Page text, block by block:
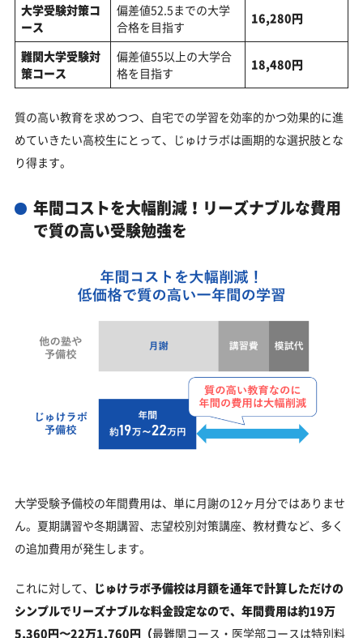
大学受験対策コ
ース
偏差値52.5までの大学
合格を目指す
16,280円
難関大学受験対
策コース
偏差値55以上の大学合
格を目指す
18,480円
質の高い教育を求めつつ、自宅での学習を効率的かつ効果的に進
めていきたい高校生にとって、じゅけラボは画期的な選択肢とな
り得ます。
年間コストを大幅削減！リーズナブルな費用
で質の高い受験勉強を
大学受験予備校の年間費用は、単に月謝の12ヶ月分ではありませ
ん。夏期講習や冬期講習、志望校別対策講座、教材費など、多く
の追加費用が発生します。
これに対して、 じゅけラボ予備校は月額を通年で計算しただけの
シンプルでリーズナブルな料金設定なので、年間費用は約19万
5,360円〜22万1,760円 （最難関コース・医学部コースは特別料